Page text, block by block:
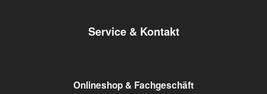
Service & Kontakt
Onlineshop & Fachgeschäft